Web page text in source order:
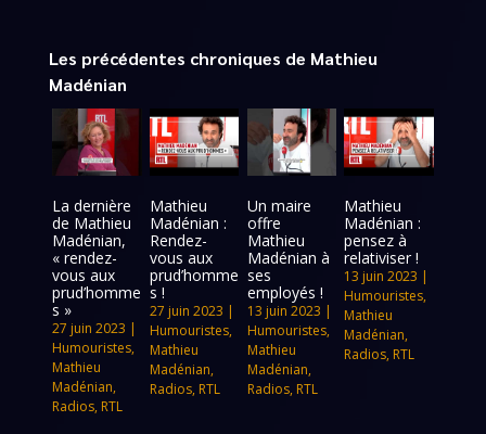
Les précédentes chroniques de Mathieu
Madénian
La dernière
de Mathieu
Madénian,
« rendez-
vous aux
prud’homme
s »
27 juin 2023 |
Humouristes,
Mathieu
Madénian,
Radios, RTL
Mathieu
Madénian :
Rendez-
vous aux
prud’homme
s !
27 juin 2023 |
Humouristes,
Mathieu
Madénian,
Radios, RTL
Un maire
offre
Mathieu
Madénian à
ses
employés !
13 juin 2023 |
Humouristes,
Mathieu
Madénian,
Radios, RTL
Mathieu
Madénian :
pensez à
relativiser !
13 juin 2023 |
Humouristes,
Mathieu
Madénian,
Radios, RTL